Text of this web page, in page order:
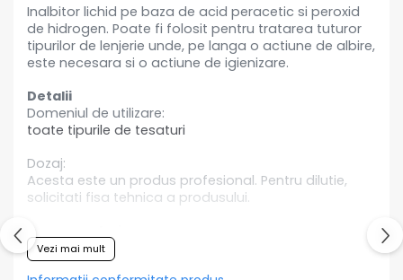
Echipament de Protectie
Saci Menajeri
Articole din Carton Alb
Pahare
Tavite
Articole din Carton Kraft Natur
Barcute
Boluri
Pahare
Articole din Carton Kraft Natur +
Inalbitor lichid pe baza de acid peracetic si peroxid
de hidrogen. Poate fi folosit pentru tratarea tuturor
tipurilor de lenjerie unde, pe langa o actiune de albire,
este necesara si o actiune de igienizare.
Detalii
Domeniul de utilizare:
toate tipurile de tesaturi
Dozaj:
Acesta este un produs profesional. Pentru dilutie,
solicitati fisa tehnica a produsului.
Acest produs
fisa tehnica si fisa de siguranta. Pentru informatii
Vezi mai mult